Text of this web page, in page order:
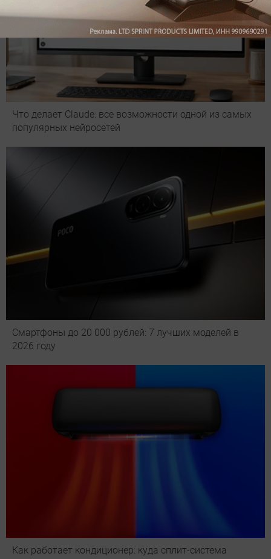
Что делает Сlaude: все возможности одной из самых
популярных нейросетей
Смартфоны до 20 000 рублей: 7 лучших моделей в
2026 году
Как работает кондиционер: куда сплит-система